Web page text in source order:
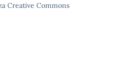
Creative Commons